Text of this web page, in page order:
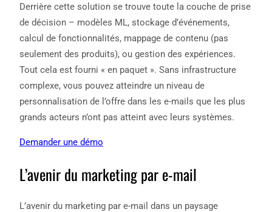
Derrière cette solution se trouve toute la couche de prise
de décision – modèles ML, stockage d’événements,
calcul de fonctionnalités, mappage de contenu (pas
seulement des produits), ou gestion des expériences.
Tout cela est fourni « en paquet ». Sans infrastructure
complexe, vous pouvez atteindre un niveau de
personnalisation de l’offre dans les e-mails que les plus
grands acteurs n’ont pas atteint avec leurs systèmes.
Demander une démo
L’avenir du marketing par e-mail
L’avenir du marketing par e-mail dans un paysage